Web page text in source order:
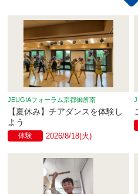
JEUGIAフォーラム京都御所南
【夏休み】チアダンスを体験し
よう
体験 2026/8/18(火)